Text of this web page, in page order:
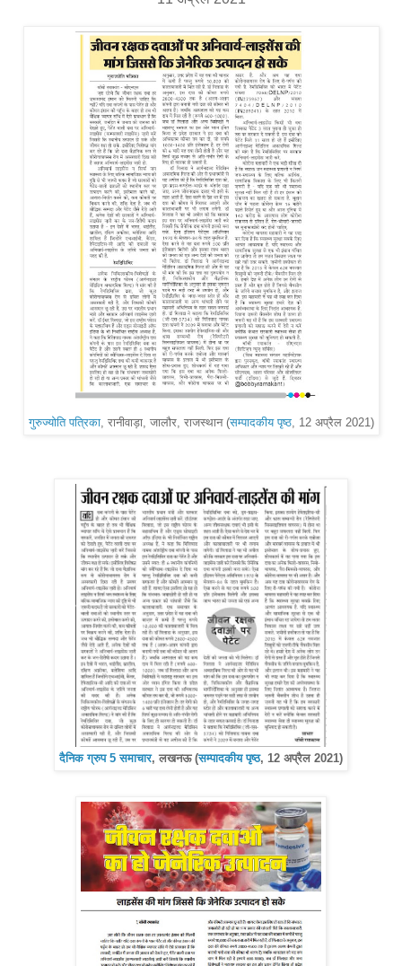
गुरुज्योति पत्रिका, रानीवाड़ा, जालौर, राजस्थान (सम्पादकीय पृष्ठ, 12 अप्रैल 2021)
दैनिक ग्रुप 5 समाचार, लखनऊ (सम्पादकीय पृष्ठ, 12 अप्रैल 2021)